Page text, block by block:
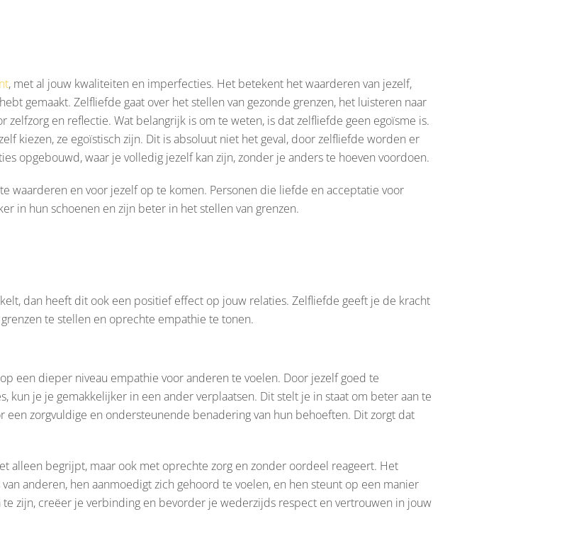
, met al jouw kwaliteiten en imperfecties. Het betekent het waarderen van jezelf,
gemaakt. Zelfliefde gaat over het stellen van gezonde grenzen, het luisteren naar
en reflectie. Wat belangrijk is om te weten, is dat zelfliefde geen egoïsme is.
kiezen, ze egoïstisch zijn. Dit is absoluut niet het geval, door zelfliefde worden er
opgebouwd, waar je volledig jezelf kan zijn, zonder je anders te hoeven voordoen.
waarderen en voor jezelf op te komen. Personen die liefde en acceptatie voor
in hun schoenen en zijn beter in het stellen van grenzen.
dan heeft dit ook een positief effect op jouw relaties. Zelfliefde geeft je de kracht
te stellen en oprechte empathie te tonen.
een dieper niveau empathie voor anderen te voelen. Door jezelf goed te
kun je je gemakkelijker in een ander verplaatsen. Dit stelt je in staat om beter aan te
een zorgvuldige en ondersteunende benadering van hun behoeften. Dit zorgt dat
alleen begrijpt, maar ook met oprechte zorg en zonder oordeel reageert. Het
anderen, hen aanmoedigt zich gehoord te voelen, en hen steunt op een manier
zijn, creëer je verbinding en bevorder je wederzijds respect en vertrouwen in jouw